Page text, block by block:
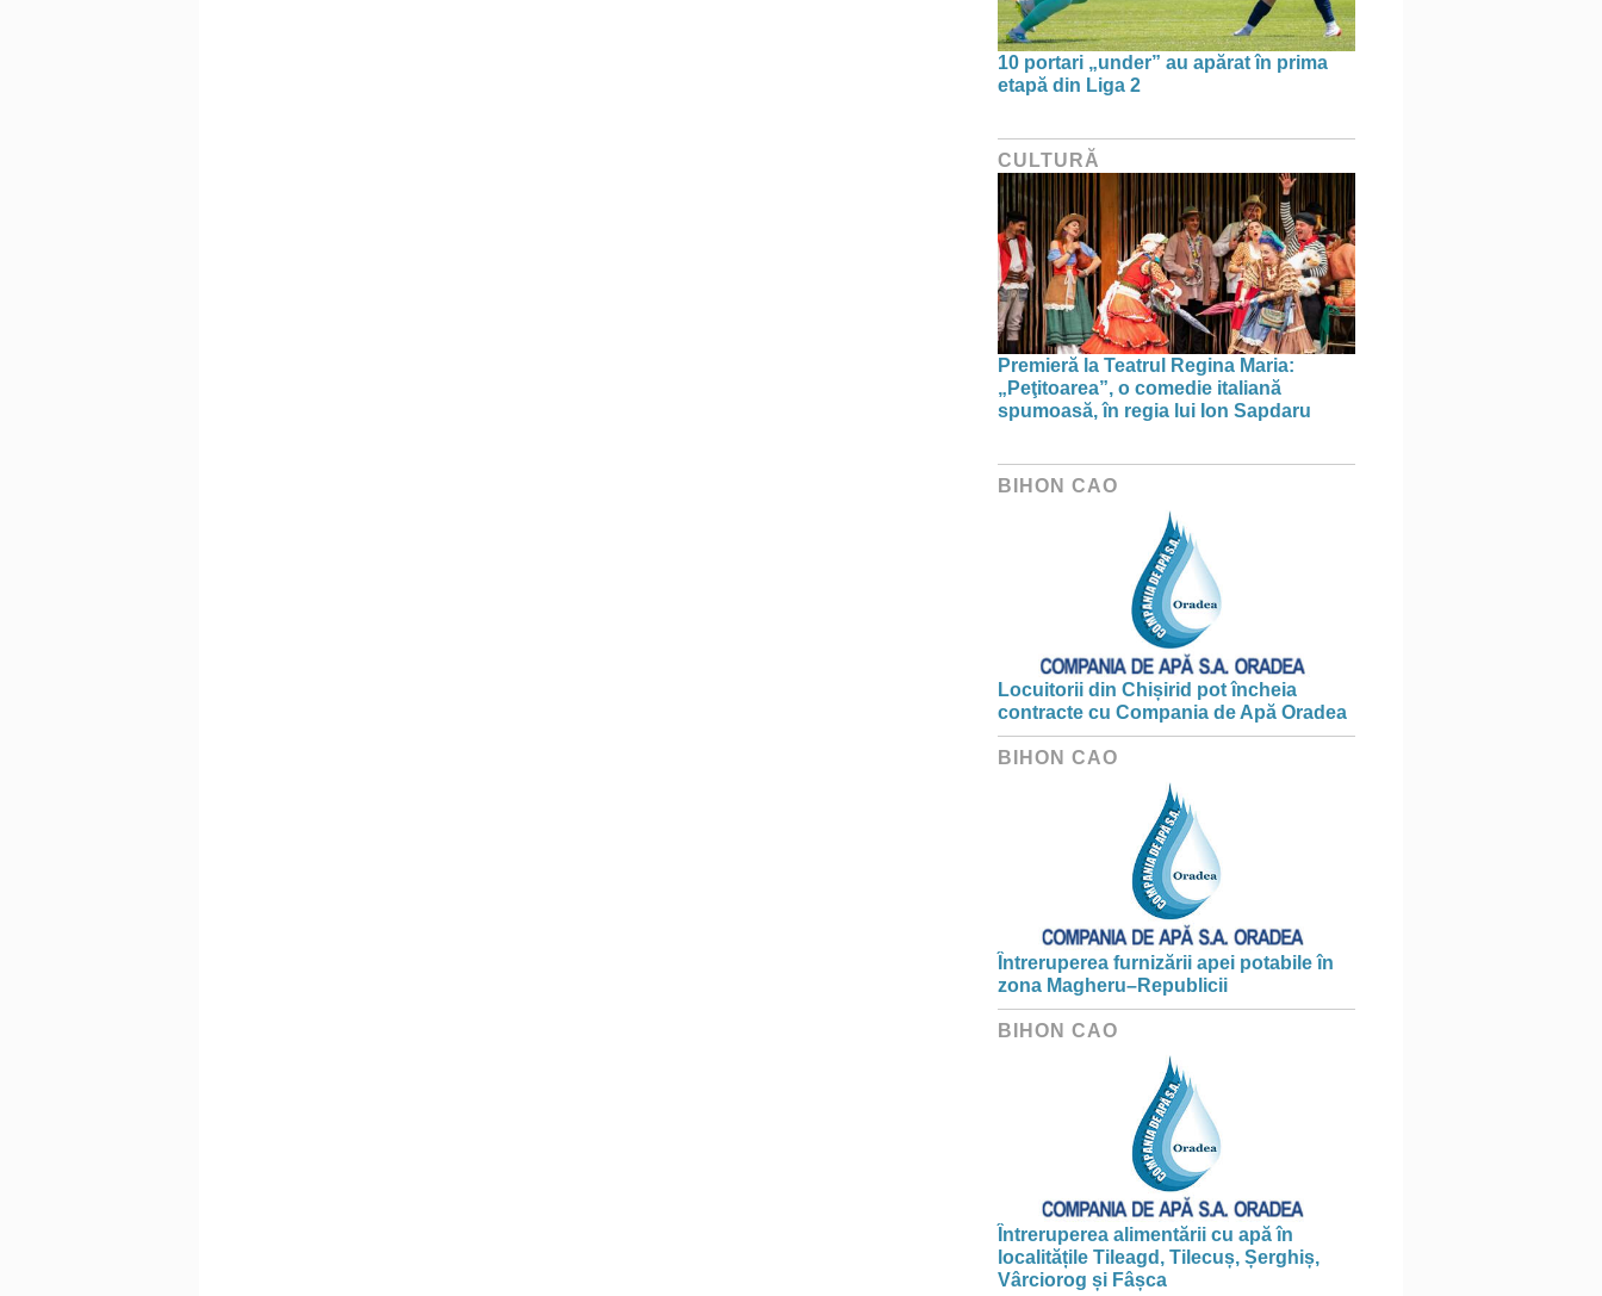
10 portari „under” au apărat în prima
etapă din Liga 2
CULTURĂ
Premieră la Teatrul Regina Maria:
„Peţitoarea”, o comedie italiană
spumoasă, în regia lui Ion Sapdaru
BIHON CAO
Locuitorii din Chișirid pot încheia
contracte cu Compania de Apă Oradea
BIHON CAO
Întreruperea furnizării apei potabile în
zona Magheru–Republicii
BIHON CAO
Întreruperea alimentării cu apă în
localitățile Tileagd, Tilecuș, Șerghiș,
Vârciorog și Fâșca